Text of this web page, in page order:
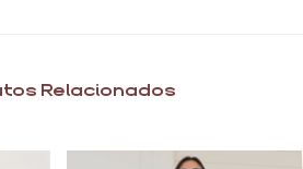
Relacionados